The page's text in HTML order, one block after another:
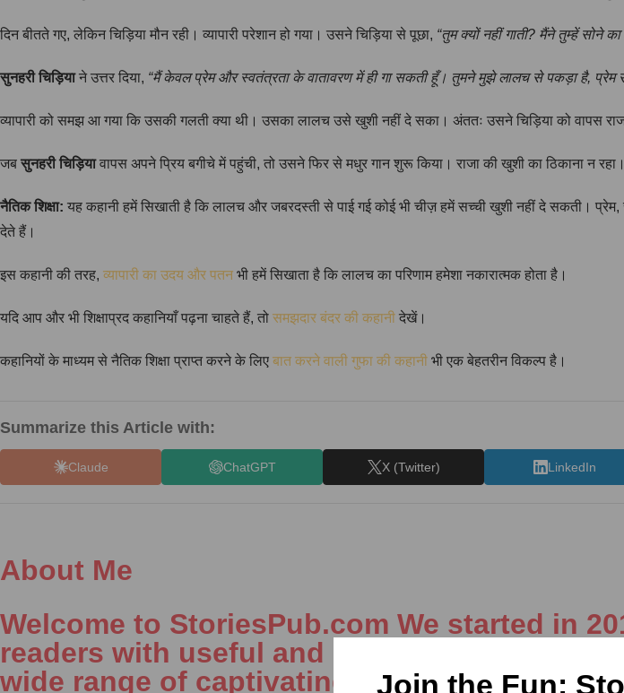
दिन बीतते गए, लेकिन चिड़िया मौन रही। व्यापारी परेशान हो गया। उसने चिड़िया से पूछा, “तुम क्यों नहीं गाती? मैंने तुम्हें सोने का
सुनहरी चिड़ियाने उत्तर दिया, “मैं केवल प्रेम और स्वतंत्रता के वातावरण में ही गा सकती हूँ। तुमने मुझे लालच से पकड़ा है, प्रेम
व्यापारी को समझ आ गया कि उसकी गलती क्या थी। उसका लालच उसे खुशी नहीं दे सका। अंततः उसने चिड़िया को वापस
जब सुनहरी चिड़ियावापस अपने प्रिय बगीचे में पहुंची, तो उसने फिर से मधुर गान शुरू किया। राजा की खुशी का ठिकाना न
नैतिक शिक्षा: यह कहानी हमें सिखाती है कि लालच और जबरदस्ती से पाई गई कोई भी चीज़ हमें सच्ची खुशी नहीं दे सकती। प्रेम,
देते हैं।
इस कहानी की तरह, व्यापारी का उदय और पतन भी हमें सिखाता है कि लालच का परिणाम हमेशा नकारात्मक होता है।
यदि आप और भी शिक्षाप्रद कहानियाँ पढ़ना चाहते हैं, तो समझदार बंदर की कहानी देखें।
कहानियों के माध्यम से नैतिक शिक्षा प्राप्त करने के लिए बात करने वाली गुफा की कहानी भी एक बेहतरीन विकल्प है।
Summarize this Article with:
Claude ChatGPT X (Twitter) LinkedIn
About Me
Welcome to StoriesPub.com We started in
readers with useful and interesting
wide range of captivating content in
Join the Fun: